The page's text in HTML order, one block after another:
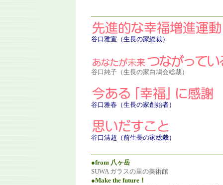
谷口雅宣（生長の家総裁）
谷口純子（生長の家白鳩会総裁）
谷口雅春（生長の家創始者）
谷口清超 （前生長の家総裁）
●from 八ヶ岳
SUWA ガラスの里の美術館
●Make the future！